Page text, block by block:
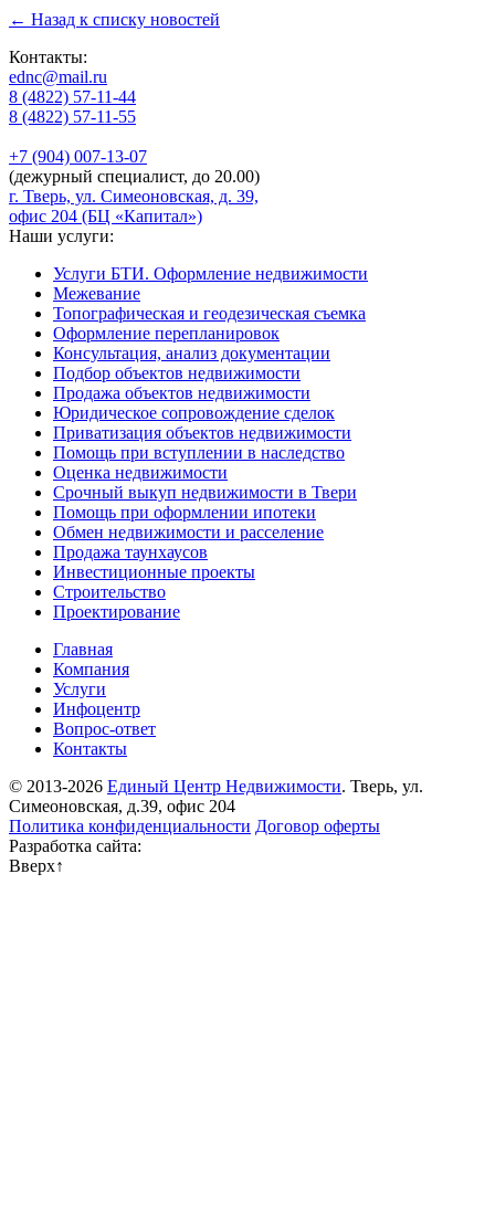
← Назад к списку новостей
Контакты:
ednc@mail.ru
8 (4822) 57-11-44
8 (4822) 57-11-55
+7 (904) 007-13-07
(дежурный специалист, до 20.00)
г. Тверь, ул. Симеоновская, д. 39,
офис 204 (БЦ «Капитал»)
Наши услуги:
Услуги БТИ. Оформление недвижимости
Межевание
Топографическая и геодезическая съемка
Оформление перепланировок
Консультация, анализ документации
Подбор объектов недвижимости
Продажа объектов недвижимости
Юридическое сопровождение сделок
Приватизация объектов недвижимости
Помощь при вступлении в наследство
Оценка недвижимости
Срочный выкуп недвижимости в Твери
Помощь при оформлении ипотеки
Обмен недвижимости и расселение
Продажа таунхаусов
Инвестиционные проекты
Строительство
Проектирование
Главная
Компания
Услуги
Инфоцентр
Вопрос-ответ
Контакты
© 2013-2026 Единый Центр Недвижимости. Тверь, ул.
Симеоновская, д.39, офис 204
Политика конфиденциальности Договор оферты
Разработка сайта:
Вверх↑